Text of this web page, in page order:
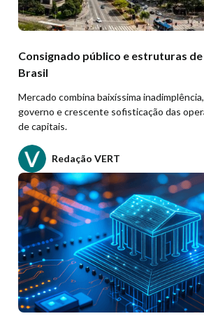
Consignado público e estruturas
Brasil
Mercado combina baixíssima
governo e crescente sofisticação das
de capitais.
Redação VERT